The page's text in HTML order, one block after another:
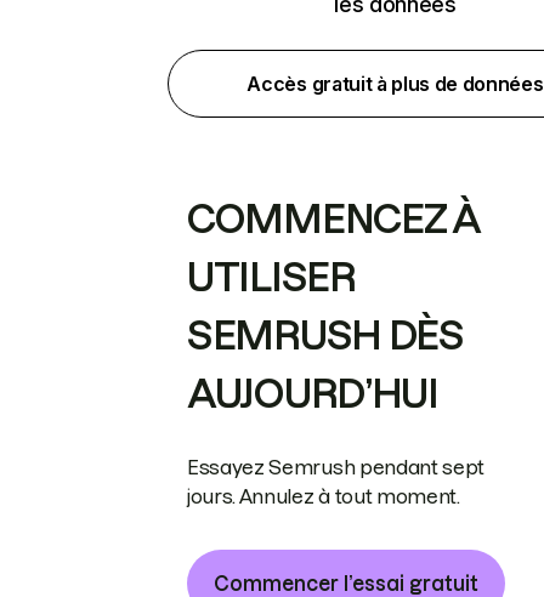
Accès gratuit à plus de données
COMMENCEZ À
UTILISER
SEMRUSH DÈS
AUJOURD’HUI
Essayez Semrush pendant sept
jours. Annulez à tout moment.
Commencer l’essai gratuit